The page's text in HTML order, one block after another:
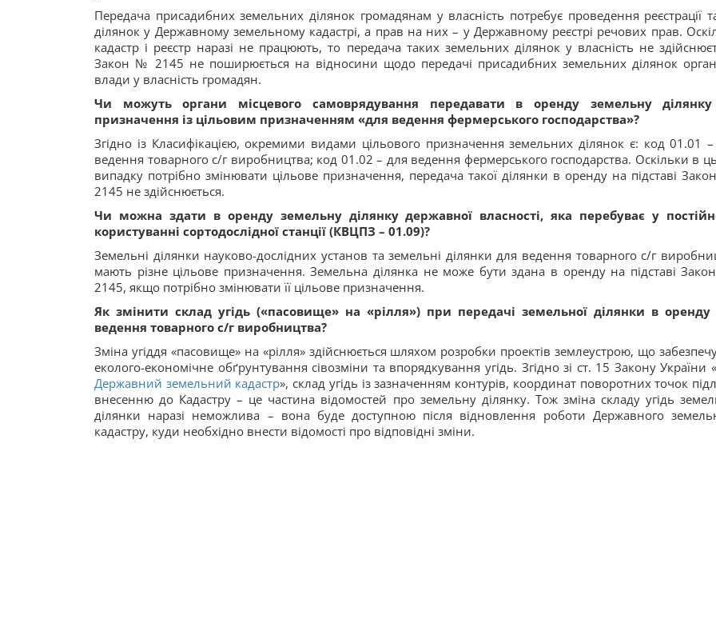
Передача присадибних земельних ділянок громадянам у власність потребує проведення реєстрації
ділянок у Державному земельному кадастрі, а прав на них – у Державному реєстрі речових прав.
кадастр і реєстр наразі не працюють, то передача таких земельних ділянок у власність не
Закон № 2145 не поширюється на відносини щодо передачі присадибних земельних ділянок
влади у власність громадян.
Чи можуть органи місцевого самоврядування передавати в оренду земельну
призначення із цільовим призначенням «для ведення фермерського господарства»?
Згідно із Класифікацією, окремими видами цільового призначення земельних ділянок є: код 01.01
ведення товарного с/г виробництва; код 01.02 – для ведення фермерського господарства. Оскільки в
випадку потрібно змінювати цільове призначення, передача такої ділянки в оренду на підставі
2145 не здійснюється.
Чи можна здати в оренду земельну ділянку державної власності, яка перебуває у
користуванні сортодослідної станції (КВЦПЗ – 01.09)?
Земельні ділянки науково-дослідних установ та земельні ділянки для ведення товарного с/г
мають різне цільове призначення. Земельна ділянка не може бути здана в оренду на підставі
2145, якщо потрібно змінювати її цільове призначення.
Як змінити склад угідь («пасовище» на «рілля») при передачі земельної ділянки в оренду
ведення товарного с/г виробництва?
Зміна угіддя «пасовище» на «рілля» здійснюється шляхом розробки проектів землеустрою, що
еколого-економічне обґрунтування сівозміни та впорядкування угідь. Згідно зі ст. 15 Закону України «
Державний земельний кадастр», склад угідь із зазначенням контурів, координат поворотних точок
внесенню до Кадастру – це частина відомостей про земельну ділянку. Тож зміна складу угідь
ділянки наразі неможлива – вона буде доступною після відновлення роботи Державного
кадастру, куди необхідно внести відомості про відповідні зміни.